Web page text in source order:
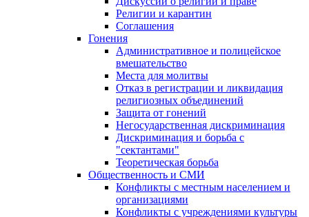
Религии и карантин
Соглашения
Гонения
Административное и полицейское
вмешательство
Места для молитвы
Отказ в регистрации и ликвидация
религиозных объединений
Защита от гонений
Негосударственная дискриминация
Дискриминация и борьба с
"сектантами"
Теоретическая борьба
Общественность и СМИ
Конфликты с местным населением и
организациями
Конфликты с учреждениями культуры